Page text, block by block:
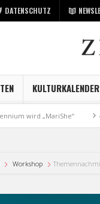
DATENSCHUTZ
KULTURKALENDER
„MariShe“ 4.
Workshop